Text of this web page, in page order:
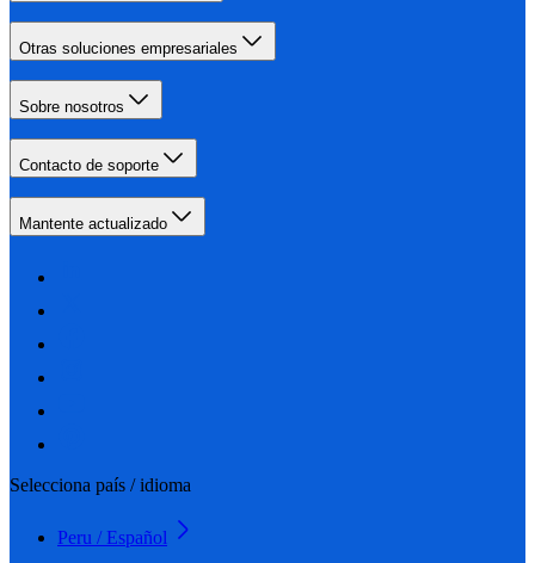
Otras soluciones empresariales
Sobre nosotros
Contacto de soporte
Mantente actualizado
Selecciona país / idioma
Peru / Español